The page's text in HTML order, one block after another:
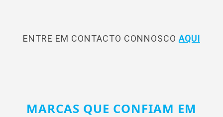
ENTRE EM CONTACTO CONNOSCO AQUI
MARCAS QUE CONFIAM EM